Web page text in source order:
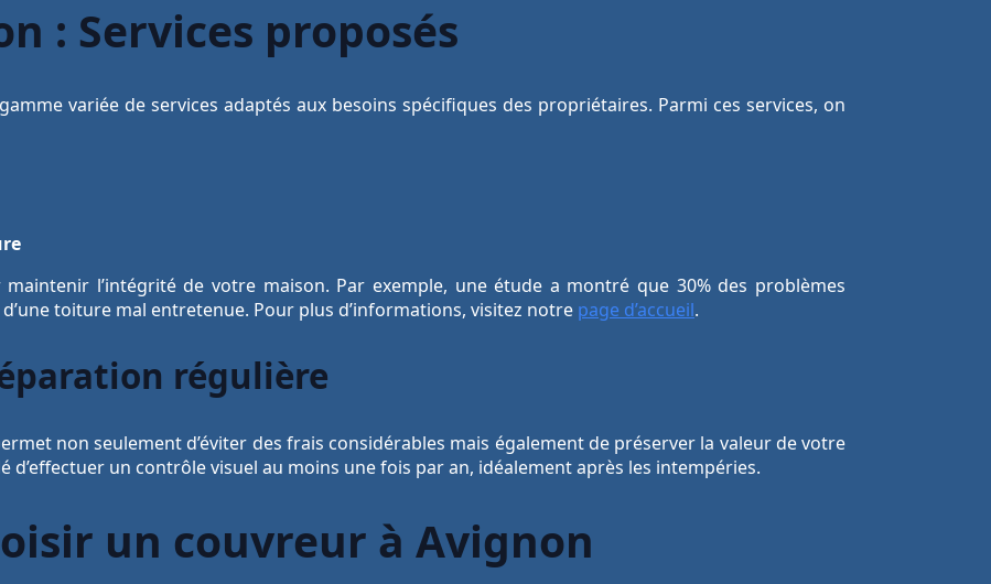
: Services proposés
variée de services adaptés aux besoins spécifiques des propriétaires. Parmi ces services, on
l’intégrité de votre maison. Par exemple, une étude a montré que 30% des problèmes
toiture mal entretenue. Pour plus d’informations, visitez notre page d’accueil.
régulière
non seulement d’éviter des frais considérables mais également de préserver la valeur de votre
d’effectuer un contrôle visuel au moins une fois par an, idéalement après les intempéries.
un couvreur à Avignon